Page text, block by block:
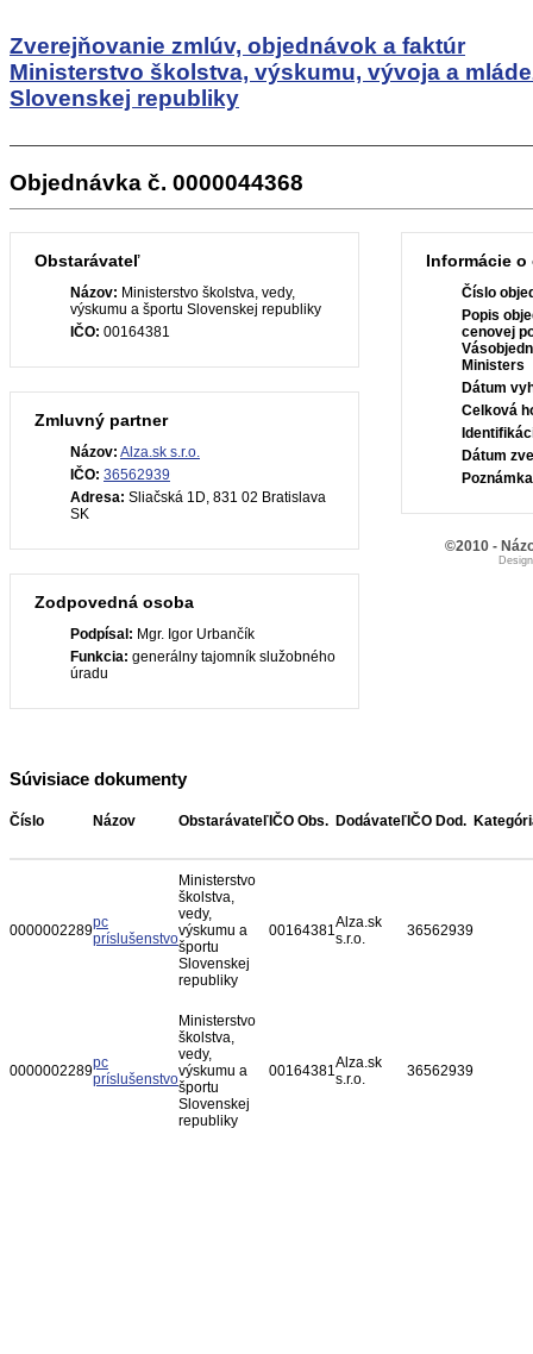
Zverejňovanie zmlúv, objednávok a faktúr
Ministerstvo školstva, výskumu, vývoja a
Slovenskej republiky
Objednávka č. 0000044368
Obstarávateľ
Názov: Ministerstvo školstva, vedy,
výskumu a športu Slovenskej republiky
IČO: 00164381
Zmluvný partner
Názov: Alza.sk s.r.o.
IČO: 36562939
Adresa: Sliačská 1D, 831 02 Bratislava
SK
Zodpovedná osoba
Podpísal: Mgr. Igor Urbančík
Funkcia: generálny tajomník služobného
úradu
Informácie
Číslo
Popis
cenovej
Ministers
Dátum
Celková
Dátum
Súvisiace dokumenty
Číslo Názov Obstarávateľ IČO Obs. Dodávateľ IČO Dod.
0000002289pc
príslušenstvo
Ministerstvo
školstva,
vedy,
výskumu a
športu
Slovenskej
republiky
00164381Alza.sk
s.r.o.
36562939
0000002289pc
príslušenstvo
Ministerstvo
školstva,
vedy,
výskumu a
športu
Slovenskej
republiky
00164381Alza.sk
s.r.o.
36562939
©2010 -